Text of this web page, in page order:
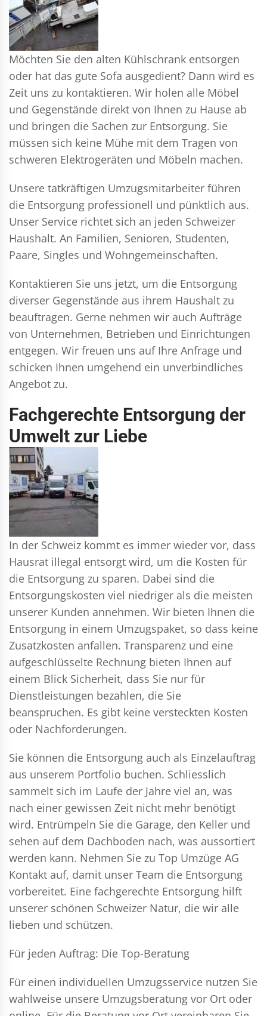
Möchten Sie den alten Kühlschrank entsorgen
oder hat das gute Sofa ausgedient? Dann wird es
Zeit uns zu kontaktieren. Wir holen alle Möbel
und Gegenstände direkt von Ihnen zu Hause ab
und bringen die Sachen zur Entsorgung. Sie
müssen sich keine Mühe mit dem Tragen von
schweren Elektrogeräten und Möbeln machen.
Unsere tatkräftigen Umzugsmitarbeiter führen
die Entsorgung professionell und pünktlich aus.
Unser Service richtet sich an jeden Schweizer
Haushalt. An Familien, Senioren, Studenten,
Paare, Singles und Wohngemeinschaften.
Kontaktieren Sie uns jetzt, um die Entsorgung
diverser Gegenstände aus ihrem Haushalt zu
beauftragen. Gerne nehmen wir auch Aufträge
von Unternehmen, Betrieben und Einrichtungen
entgegen. Wir freuen uns auf Ihre Anfrage und
schicken Ihnen umgehend ein unverbindliches
Angebot zu.
Fachgerechte Entsorgung der
Umwelt zur Liebe
In der Schweiz kommt es immer wieder vor, dass
Hausrat illegal entsorgt wird, um die Kosten für
die Entsorgung zu sparen. Dabei sind die
Entsorgungskosten viel niedriger als die meisten
unserer Kunden annehmen. Wir bieten Ihnen die
Entsorgung in einem Umzugspaket, so dass keine
Zusatzkosten anfallen. Transparenz und eine
aufgeschlüsselte Rechnung bieten Ihnen auf
einem Blick Sicherheit, dass Sie nur für
Dienstleistungen bezahlen, die Sie
beanspruchen. Es gibt keine versteckten Kosten
oder Nachforderungen.
Sie können die Entsorgung auch als Einzelauftrag
aus unserem Portfolio buchen. Schliesslich
sammelt sich im Laufe der Jahre viel an, was
nach einer gewissen Zeit nicht mehr benötigt
wird. Entrümpeln Sie die Garage, den Keller und
sehen auf dem Dachboden nach, was aussortiert
werden kann. Nehmen Sie zu Top Umzüge AG
Kontakt auf, damit unser Team die Entsorgung
vorbereitet. Eine fachgerechte Entsorgung hilft
unserer schönen Schweizer Natur, die wir alle
lieben und schützen.
Für jeden Auftrag: Die Top-Beratung
Für einen individuellen Umzugsservice nutzen Sie
wahlweise unsere Umzugsberatung vor Ort oder